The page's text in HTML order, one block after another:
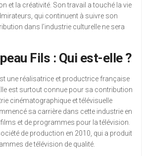
et la créativité. Son travail a touché la vie
qui continuent à suivre son
dans l’industrie culturelle ne sera
Fils : Qui est-elle ?
une réalisatrice et productrice française
est surtout connue pour sa contribution
cinématographique et télévisuelle
sa carrière dans cette industrie en
et de programmes pour la télévision.
de production en 2010, qui a produit
de télévision de qualité.